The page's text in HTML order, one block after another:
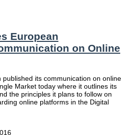
European
on Online
its communication on online
Market today where it outlines its
the principles it plans to follow on
online platforms in the Digital